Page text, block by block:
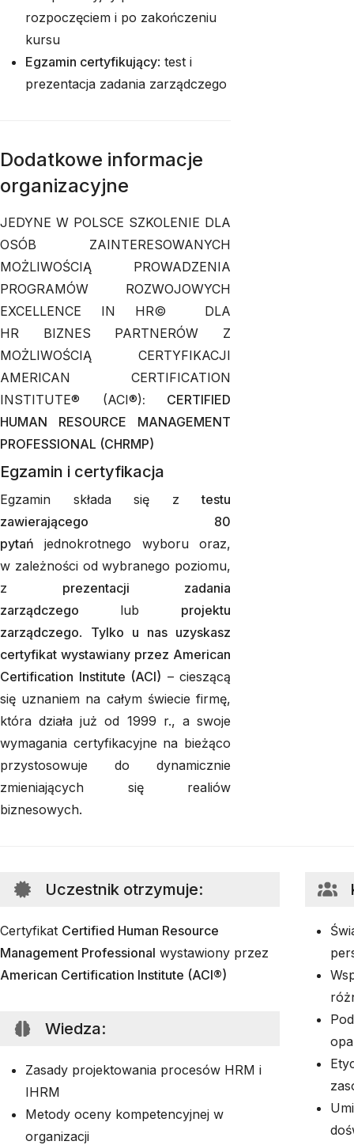
rozpoczęciem i po zakończeniu
kursu
Egzamin certyfikujący: test i
prezentacja zadania zarządczego
Dodatkowe informacje
organizacyjne
JEDYNE W POLSCE SZKOLENIE DLA
OSÓB ZAINTERESOWANYCH
MOŻLIWOŚCIĄ PROWADZENIA
PROGRAMÓW ROZWOJOWYCH
EXCELLENCE IN HR© DLA
HR BIZNES PARTNERÓW Z
MOŻLIWOŚCIĄ CERTYFIKACJI
AMERICAN CERTIFICATION
INSTITUTE® (ACI®): CERTIFIED
HUMAN RESOURCE MANAGEMENT
PROFESSIONAL (CHRMP)
Egzamin i certyfikacja
Egzamin składa się ztestu
zawierającego 80
pytań jednokrotnego wyboru oraz,
w zależności od wybranego poziomu,
z prezentacji zadania
zarządczego lub projektu
zarządczego. Tylko u nas uzyskasz
certyfikat wystawiany przez American
Certification Institute (ACI) – cieszącą
się uznaniem na całym świecie firmę,
która działa już od 1999 r., a swoje
wymagania certyfikacyjne na bieżąco
przystosowuje do dynamicznie
zmieniających się realiów
biznesowych.
Uczestnik otrzymuje:
Certyfikat Certified Human Resource
Management Professional wystawiony przez
American Certification Institute (ACI®)
Wiedza:
Zasady projektowania procesów HRM i
IHRM
Metody oceny kompetencyjnej w
organizacji